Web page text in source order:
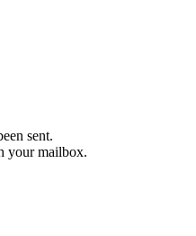
sent.
your mailbox.